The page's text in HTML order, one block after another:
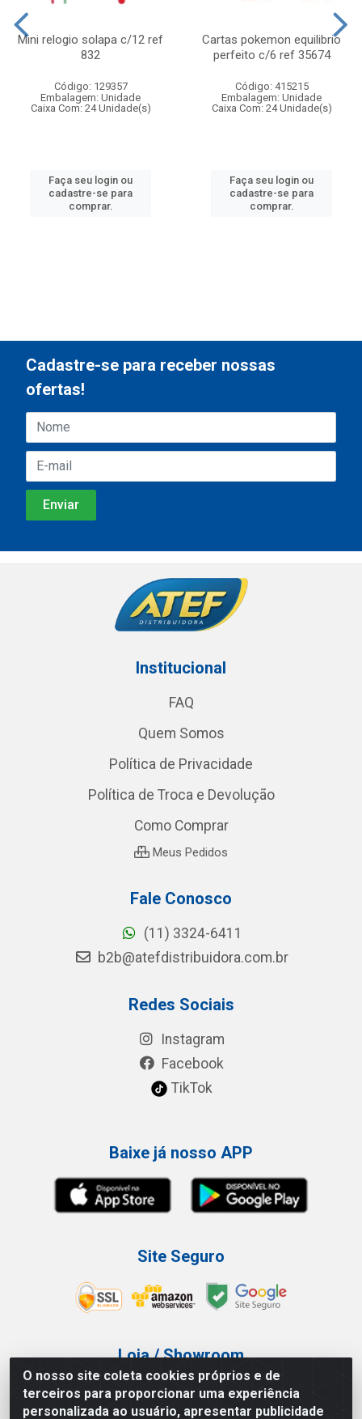
Mini relogio solapa c/12 ref
832
Código: 129357
Embalagem: Unidade
Caixa Com: 24 Unidade(s)
Faça seu login ou
cadastre-se para
comprar.
Cartas pokemon equilibrio
perfeito c/6 ref 35674
Código: 415215
Embalagem: Unidade
Caixa Com: 24 Unidade(s)
Faça seu login ou
cadastre-se para
comprar.
O nosso site coleta cookies próprios e de
terceiros para proporcionar uma experiência
personalizada ao usuário, apresentar publicidade
Cadastre-se para receber nossas
ofertas!
Institucional
FAQ
Quem Somos
Política de Privacidade
Política de Troca e Devolução
Como Comprar
Meus Pedidos
Fale Conosco
(11) 3324-6411
b2b@atefdistribuidora.com.br
Redes Sociais
Instagram
Facebook
TikTok
Baixe já nosso APP
Site Seguro
Loja / Showroom
Tel.: (11) 3227-0546
Av Vautier, 587/597 - Pari - São Paulo/SP